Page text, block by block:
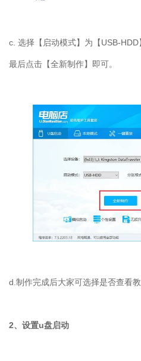
c. 选择【启动模式】为【USB-
最后点击【全新制作】即可。
d.制作完成后大家可选择是否查看教
2、设置u盘启动